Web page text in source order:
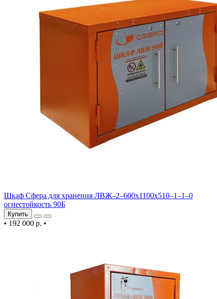
Шкаф Сфера для хранения ЛВЖ–2–600х1100х510–1–1–0
огнестойкость 90Б
Купить
• 192 000 р. •